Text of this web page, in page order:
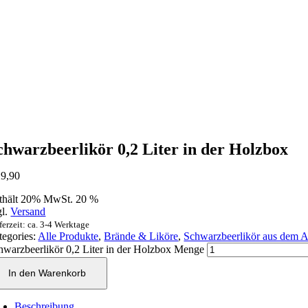
0,2 Liter in der Holzbox
20% MwSt. 20 %
Versand
ca. 3-4 Werktage
Alle Produkte,Brände & Liköre, Schwarzbeerlikör aus dem
0,2 Liter in der Holzbox Menge
In den Warenkorb